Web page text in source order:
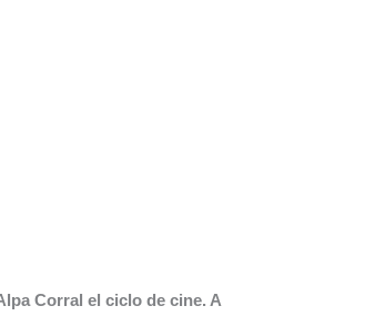
Corral el ciclo de cine. A